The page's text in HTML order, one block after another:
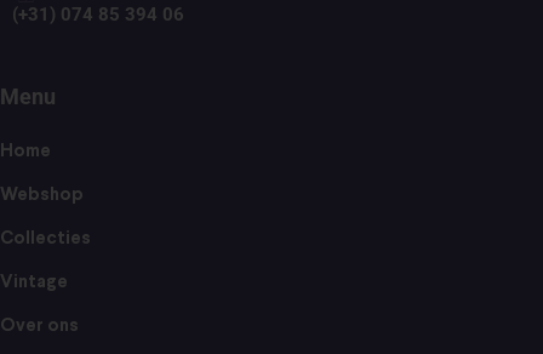
(+31) 074 85 394 06
Menu
Home
Webshop
Collecties
Vintage
Over ons